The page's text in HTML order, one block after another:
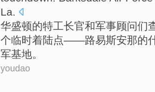
La.
华盛顿的特工长官和军事顾问们
个临时着陆点——路易斯安那的
军基地。
youdao